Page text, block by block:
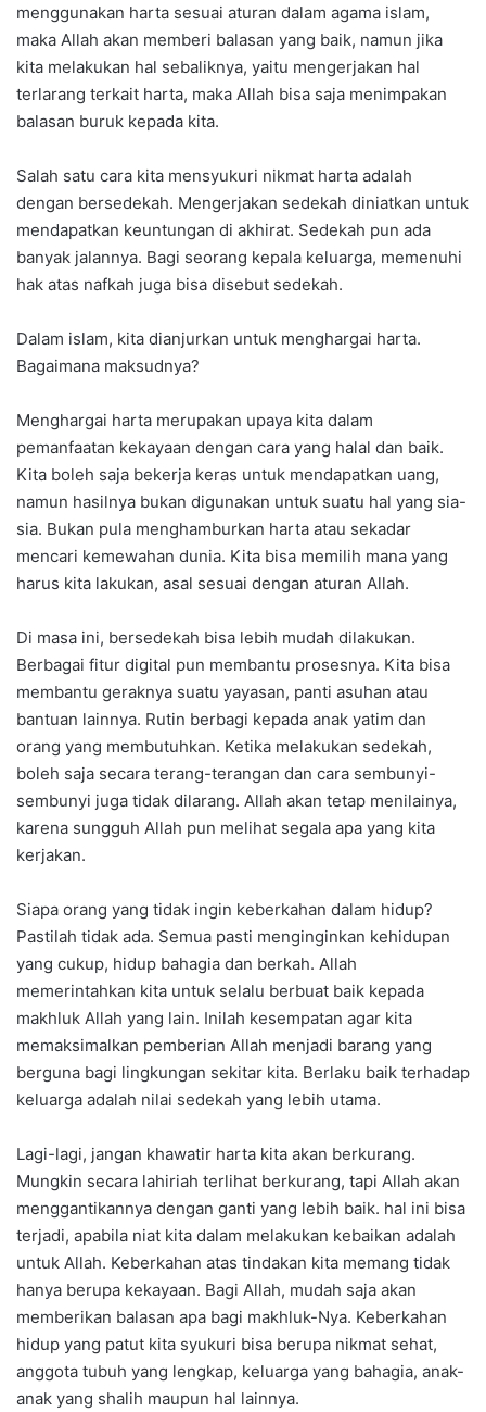
menggunakan harta sesuai aturan dalam agama islam,
maka Allah akan memberi balasan yang baik, namun jika
kita melakukan hal sebaliknya, yaitu mengerjakan hal
terlarang terkait harta, maka Allah bisa saja menimpakan
balasan buruk kepada kita.
Salah satu cara kita mensyukuri nikmat harta adalah
dengan bersedekah. Mengerjakan sedekah diniatkan untuk
mendapatkan keuntungan di akhirat. Sedekah pun ada
banyak jalannya. Bagi seorang kepala keluarga, memenuhi
hak atas nafkah juga bisa disebut sedekah.
Dalam islam, kita dianjurkan untuk menghargai harta.
Bagaimana maksudnya?
Menghargai harta merupakan upaya kita dalam
pemanfaatan kekayaan dengan cara yang halal dan baik.
Kita boleh saja bekerja keras untuk mendapatkan uang,
namun hasilnya bukan digunakan untuk suatu hal yang sia-
sia. Bukan pula menghamburkan harta atau sekadar
mencari kemewahan dunia. Kita bisa memilih mana yang
harus kita lakukan, asal sesuai dengan aturan Allah.
Di masa ini, bersedekah bisa lebih mudah dilakukan.
Berbagai fitur digital pun membantu prosesnya. Kita bisa
membantu geraknya suatu yayasan, panti asuhan atau
bantuan lainnya. Rutin berbagi kepada anak yatim dan
orang yang membutuhkan. Ketika melakukan sedekah,
boleh saja secara terang-terangan dan cara sembunyi-
sembunyi juga tidak dilarang. Allah akan tetap menilainya,
karena sungguh Allah pun melihat segala apa yang kita
kerjakan.
Siapa orang yang tidak ingin keberkahan dalam hidup?
Pastilah tidak ada. Semua pasti menginginkan kehidupan
yang cukup, hidup bahagia dan berkah. Allah
memerintahkan kita untuk selalu berbuat baik kepada
makhluk Allah yang lain. Inilah kesempatan agar kita
memaksimalkan pemberian Allah menjadi barang yang
berguna bagi lingkungan sekitar kita. Berlaku baik terhadap
keluarga adalah nilai sedekah yang lebih utama.
Lagi-lagi, jangan khawatir harta kita akan berkurang.
Mungkin secara lahiriah terlihat berkurang, tapi Allah akan
menggantikannya dengan ganti yang lebih baik. hal ini bisa
terjadi, apabila niat kita dalam melakukan kebaikan adalah
untuk Allah. Keberkahan atas tindakan kita memang tidak
hanya berupa kekayaan. Bagi Allah, mudah saja akan
memberikan balasan apa bagi makhluk-Nya. Keberkahan
hidup yang patut kita syukuri bisa berupa nikmat sehat,
anggota tubuh yang lengkap, keluarga yang bahagia, anak-
anak yang shalih maupun hal lainnya.